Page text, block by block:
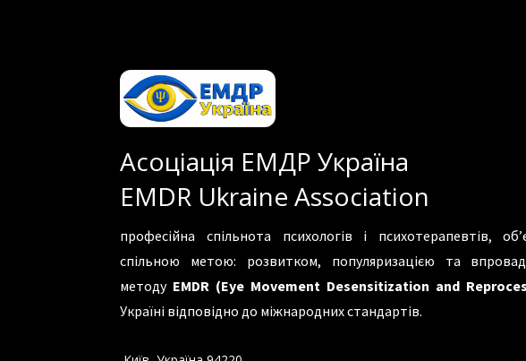
Асоціація ЕМДР Україна
EMDR Ukraine Association
професійна спільнота психологів і психотерапевтів,
спільною метою: розвитком, популяризацією та
методу EMDR (Eye Movement Desensitization and
Україні відповідно до міжнародних стандартів.